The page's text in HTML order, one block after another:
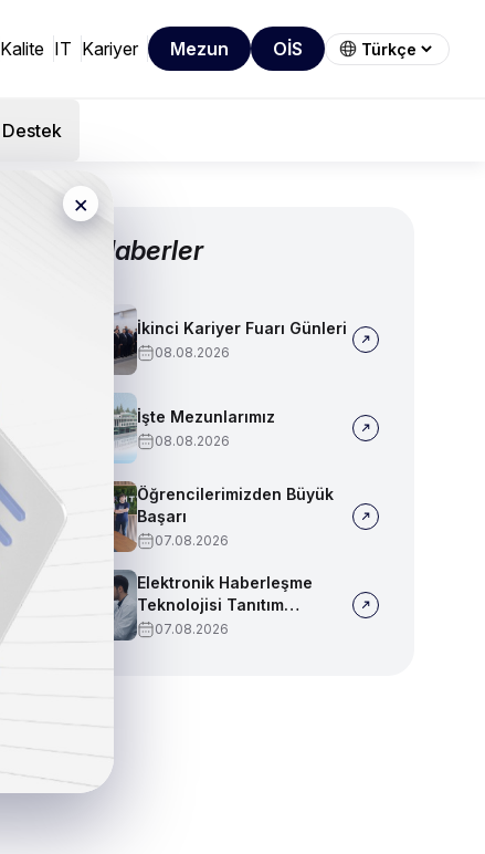
Kalite IT Kariyer Mezun OİS
Destek
×
Diğer Haberler
İkinci Kariyer Fuarı Günleri
08.08.2026
İşte Mezunlarımız
08.08.2026
Öğrencilerimizden Büyük
Başarı
07.08.2026
Elektronik Haberleşme
Teknolojisi Tanıtım
Videosu
07.08.2026